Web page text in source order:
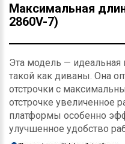
Максимальная
2860V-7)
Эта модель —
такой как диваны. Она
отстрочки с
отстрочке увеличенное
платформы особенно
улучшенное удобство